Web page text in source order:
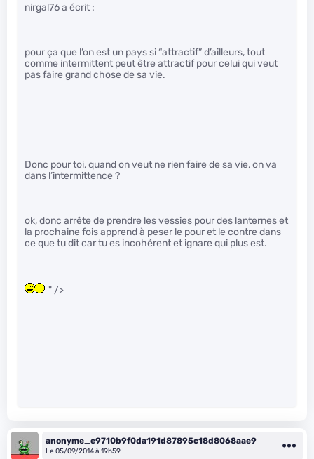
nirgal76 a écrit :
pour ça que l’on est un pays si “attractif” d’ailleurs, tout
comme intermittent peut être attractif pour celui qui veut
pas faire grand chose de sa vie.
Donc pour toi, quand on veut ne rien faire de sa vie, on va
dans l’intermittence ?
ok, donc arrête de prendre les vessies pour des lanternes et
la prochaine fois apprend à peser le pour et le contre dans
ce que tu dit car tu es incohérent et ignare qui plus est.
" />
anonyme_e9710b9f0da191d87895c18d8068aae9
Le 05/09/2014 à 19h59